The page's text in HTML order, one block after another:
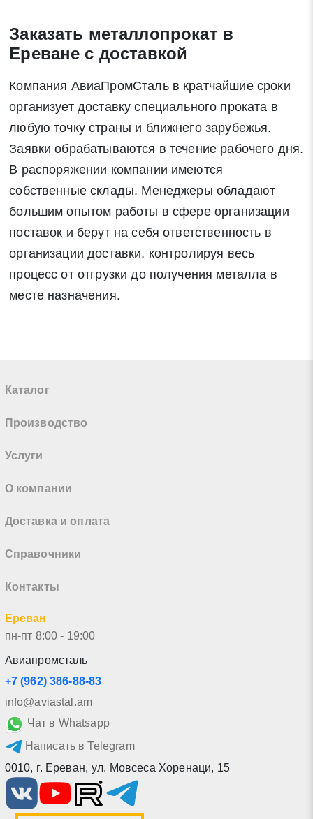
Заказать металлопрокат в
Ереване с доставкой
Компания АвиаПромСталь в кратчайшие сроки
организует доставку специального проката в
любую точку страны и ближнего зарубежья.
Заявки обрабатываются в течение рабочего дня.
В распоряжении компании имеются
собственные склады. Менеджеры обладают
большим опытом работы в сфере организации
поставок и берут на себя ответственность в
организации доставки, контролируя весь
процесс от отгрузки до получения металла в
месте назначения.
Каталог
Производство
Услуги
О компании
Доставка и оплата
Справочники
Контакты
Ереван
пн-пт 8:00 - 19:00
Авиапромсталь
+7 (962) 386-88-83
info@aviastal.am
Чат в Whatsapp
Написать в Telegram
0010, г. Ереван, ул. Мовсеса Хоренаци, 15
на обработку своих персональных данных в соответствии со
статьей 9 Федерального закона от 27 июля 2006 г. N 152-ФЗ
информационную рассылку по средством e-mail или СМС